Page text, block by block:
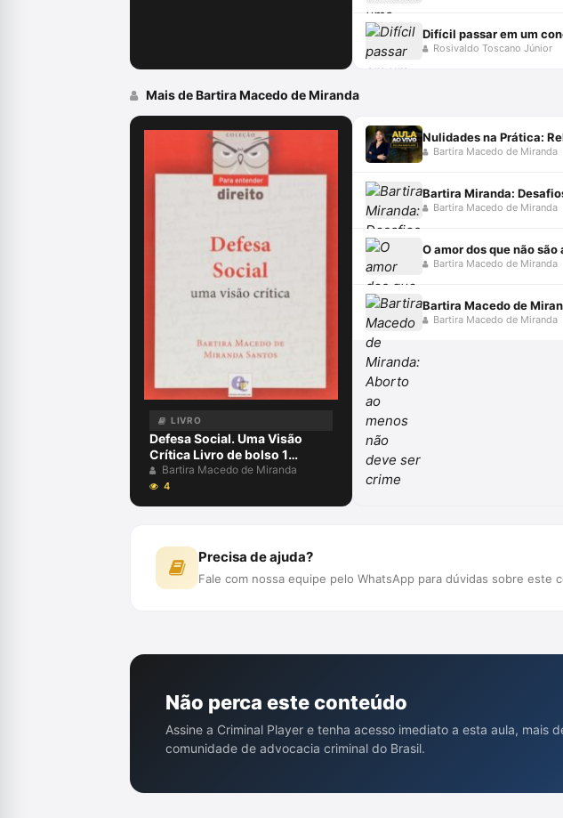
Difícil passar em um
Rosivaldo Toscano Júnior
Mais de Bartira Macedo de Miranda
LIVRO
Defesa Social. Uma Visão
Crítica Livro de bolso 1
janeiro 2015
Bartira Macedo de Miranda
4
Nulidades na Prática:
Bartira Macedo de Miranda
Bartira Miranda:
Bartira Macedo de Miranda
O amor dos que não são
Bartira Macedo de Miranda
Bartira Macedo de
Bartira Macedo de Miranda
Precisa de ajuda?
Fale com nossa equipe pelo WhatsApp para dúvidas sobre este
Não perca este conteúdo
Assine a Criminal Player e tenha acesso imediato a esta aula,
comunidade de advocacia criminal do Brasil.